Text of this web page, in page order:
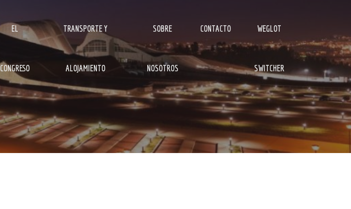
EL
CONGRESO
TRANSPORTE Y
ALOJAMIENTO
SOBRE
NOSOTROS
CONTACTO WEGLOT
SWITCHER